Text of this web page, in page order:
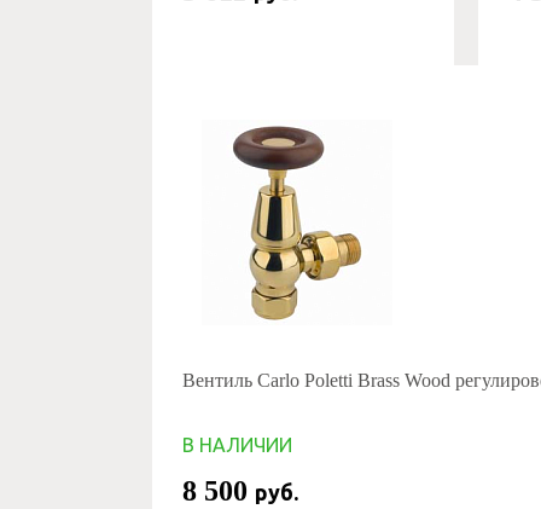
Вентиль Carlo Poletti Brass Wood
В НАЛИЧИИ
8 500 руб.